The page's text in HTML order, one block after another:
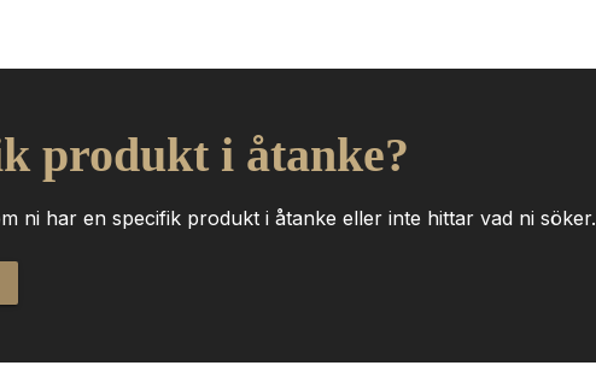
produkt i åtanke?
ni har en specifik produkt i åtanke eller inte hittar vad ni söker.